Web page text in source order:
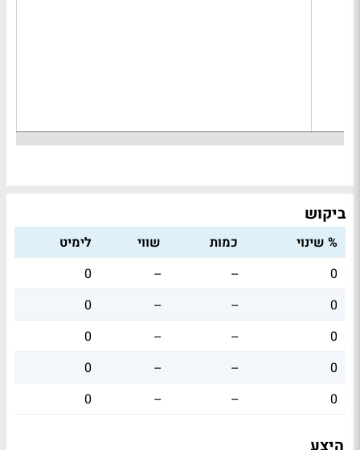
ביקוש
% שינוי כמות שווי
לימיט
0
--
--
0
0
--
--
0
0
--
--
0
0
--
--
0
0
--
--
0